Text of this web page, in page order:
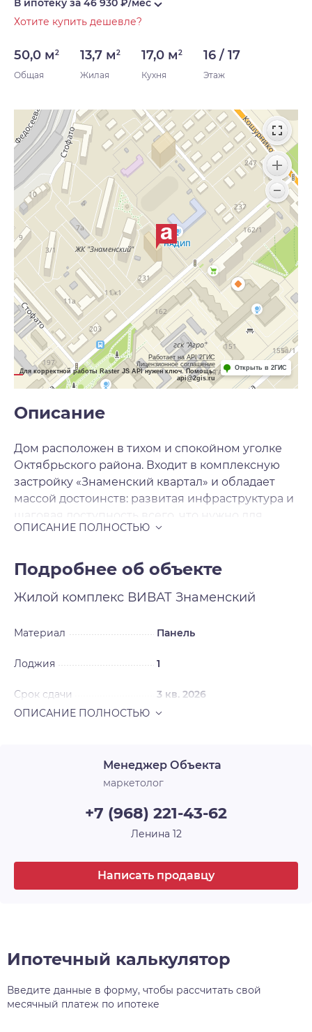
В ипотеку за 46 930 ₽/мес
Хотите купить дешевле?
50,0 м2
Общая
13,7 м2
Жилая
17,0 м2
Кухня
16 / 17
Этаж
Работает на API 2ГИС
Лицензионное соглашение
Для корректной работы Raster JS API нужен ключ. Помощь:
api@2gis.ru
Открыть в 2ГИС
Описание
Дом расположен в тихом и спокойном уголке
Октябрьского района. Входит в комплексную
застройку «Знаменский квартал» и обладает
массой достоинств: развитая инфраструктура и
шаговая доступность всего, что нужно для
комфортной жизни: детские сады, школы,
университет, Санкт Петербургский
университет технологии и экономики, стадион.
Торговые центры «Федосеевский», «Микс»,
Удобная транспортная развязка, близость
парков позволяет его жителям вести активный
Подробнее об объекте
Жилой комплекс ВИВАТ Знаменский
Материал Панель
Лоджия 1
Срок сдачи 3 кв. 2026
Менеджер Объекта
маркетолог
+7 (968) 221-43-62
Ленина 12
Написать продавцу
Ипотечный калькулятор
Введите данные в форму, чтобы рассчитать свой
месячный платеж по ипотеке